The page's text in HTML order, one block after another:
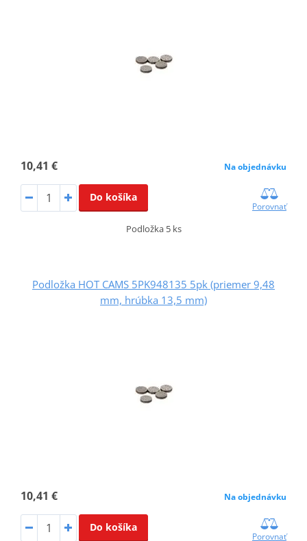
10,41 € Na objednávku
Do košíka
Porovnať
Podložka 5 ks
Podložka HOT CAMS 5PK948135 5pk (priemer 9,48
mm, hrúbka 13,5 mm)
10,41 € Na objednávku
Do košíka
Porovnať